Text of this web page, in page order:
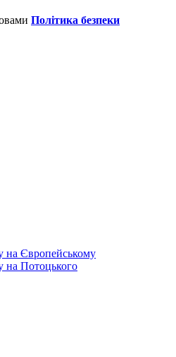
Політика безпеки
на Європейському
на Потоцького